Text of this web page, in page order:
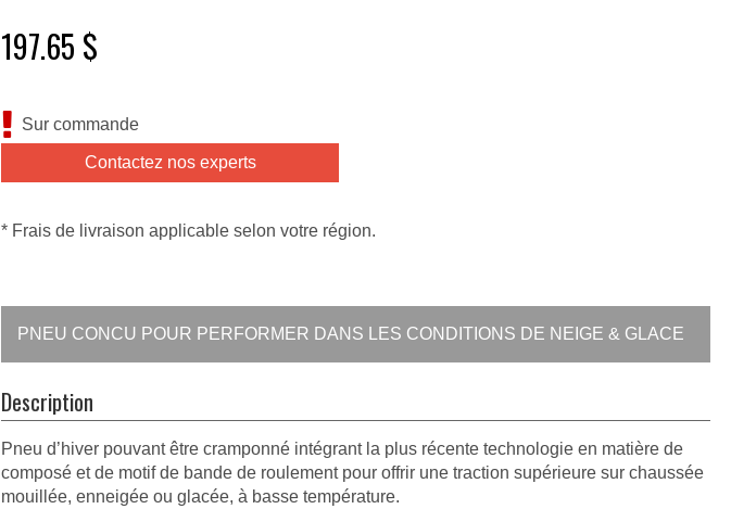
197.65 $
Sur commande
Contactez nos experts
* Frais de livraison applicable selon votre région.
PNEU CONCU POUR PERFORMER DANS LES CONDITIONS DE NEIGE & GLACE
Description
Pneu d’hiver pouvant être cramponné intégrant la plus récente technologie en matière de
composé et de motif de bande de roulement pour offrir une traction supérieure sur chaussée
mouillée, enneigée ou glacée, à basse température.